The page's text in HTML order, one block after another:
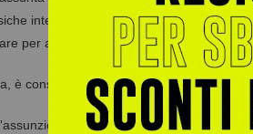
intense. Ciò può aiutare ad
per assumerla dopo l'allenamento per
è consigliato seguire le seguenti linee
La beta alanina può essere